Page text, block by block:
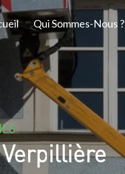
Qui Sommes-Nous ?